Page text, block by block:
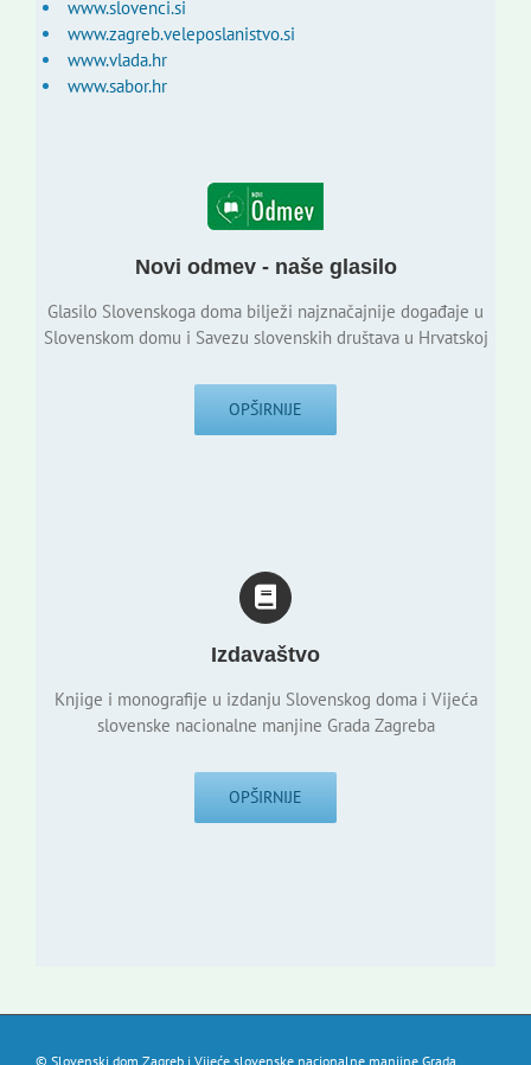
www.slovenci.si
www.zagreb.veleposlanistvo.si
www.vlada.hr
www.sabor.hr
Novi odmev - naše glasilo
Glasilo Slovenskoga doma bilježi najznačajnije događaje u
Slovenskom domu i Savezu slovenskih društava u Hrvatskoj
OPŠIRNIJE
Izdavaštvo
Knjige i monografije u izdanju Slovenskog doma i Vijeća
slovenske nacionalne manjine Grada Zagreba
OPŠIRNIJE
© Slovenski dom Zagreb i Vijeće slovenske nacionalne manjine Grada